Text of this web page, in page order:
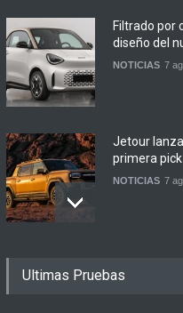
Filtrado por
diseño del
NOTICIAS 7
Jetour
primera
NOTICIAS 7
renovadas
Ultimas Pruebas